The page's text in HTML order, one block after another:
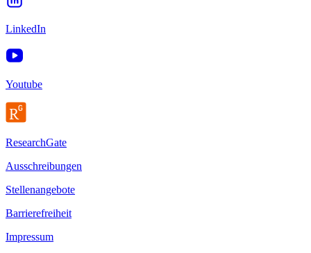
LinkedIn
Youtube
ResearchGate
Ausschreibungen
Stellenangebote
Barrierefreiheit
Impressum